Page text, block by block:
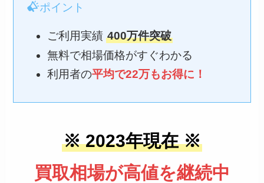
ポイント
ご利用実績 400万件突破
無料で相場価格がすぐわかる
利用者の平均で22万もお得に！
※ 2023年現在 ※
買取相場が高値を継続中